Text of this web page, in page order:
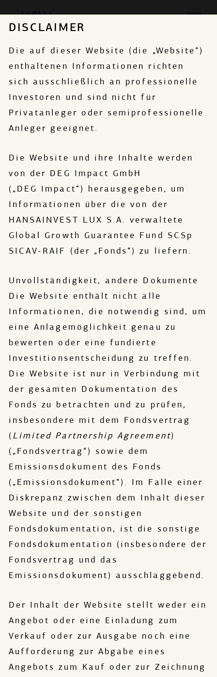
DISCLAIMER
Die auf dieser Website (die „Website“)
enthaltenen Informationen richten
sich ausschließlich an professionelle
Investoren und sind nicht für
Privatanleger oder semiprofessionelle
Anleger geeignet.
Die Website und ihre Inhalte werden
von der DEG Impact GmbH
(„DEG Impact“) herausgegeben, um
Informationen über die von der
HANSAINVEST LUX S.A. verwaltete
Global Growth Guarantee Fund SCSp
SICAV-RAIF (der „Fonds“) zu liefern.
Unvollständigkeit, andere Dokumente
Die Website enthält nicht alle
Informationen, die notwendig sind, um
eine Anlagemöglichkeit genau zu
bewerten oder eine fundierte
Investitionsentscheidung zu treffen.
Die Website ist nur in Verbindung mit
der gesamten Dokumentation des
Fonds zu betrachten und zu prüfen,
insbesondere mit dem Fondsvertrag
(Limited Partnership Agreement)
(„Fondsvertrag“) sowie dem
Emissionsdokument des Fonds
(„Emissionsdokument“). Im Falle einer
Diskrepanz zwischen dem Inhalt dieser
Website und der sonstigen
Fondsdokumentation, ist die sonstige
Fondsdokumentation (insbesondere der
Fondsvertrag und das
Emissionsdokument) ausschlaggebend.
Der Inhalt der Website stellt weder ein
Angebot oder eine Einladung zum
Verkauf oder zur Ausgabe noch eine
Aufforderung zur Abgabe eines
Angebots zum Kauf oder zur Zeichnung